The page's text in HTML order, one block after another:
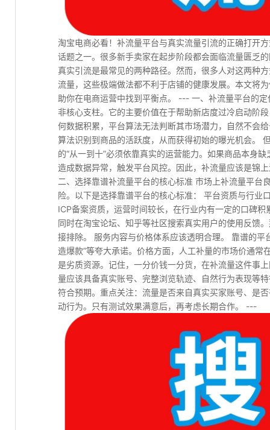
淘宝电商必看！补流量平台与真实流量引流的正确打开
话题之一。很多新手卖家在起步阶段都会面临流量匮乏
真实引流是最常见的两种路径。然而，很多人对这两种
流量，这些极端做法都不利于店铺的健康发展。本文将
助你在电商运营中找到平衡点。 --- 一、补流量平台的
非核心支柱。它的主要价值在于帮助新店度过冷启动阶
何数据积累，平台算法无法判断其市场潜力，自然不会
算法识别到商品的活跃度，从而获得初始的曝光机会。
的“从一到十”必须依靠真实的运营能力。如果商品本身
造成数据异常，触发平台风控。因此，补流量应该是锦
二、选择靠谱补流量平台的核心标准 市场上补流量平台
险。以下是选择靠谱平台的核心标准： 平台资质与行业
ICP备案资质，运营时间较长，在行业内有一定的口碑
同时在淘宝论坛、知乎等社区搜索真实用户的使用反馈
接排除。 服务内容与价格体系应该透明合理。 靠谱的平
造爆款”等夸大承诺。价格方面，人工补量的市场价通
是劣质资源。记住，一分价钱一分货，在补流量这件事
量应该具备真实账号、完整浏览轨迹、自然行为表现等
符合预期。重点关注：流量是否来自真实买家账号、是
动行为。只有测试效果满意后，再考虑长期合作。 ---